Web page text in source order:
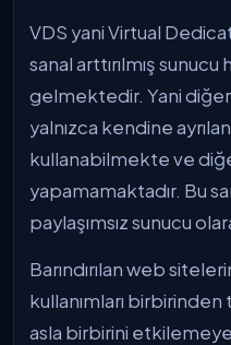
VDS yani Virtual
sanal arttırılmış sunucu
gelmektedir. Yani diğer
yalnızca kendine
kullanabilmekte ve
yapamamaktadır. Bu
paylaşımsız sunucu
Barındırılan web
kullanımları
asla birbirini